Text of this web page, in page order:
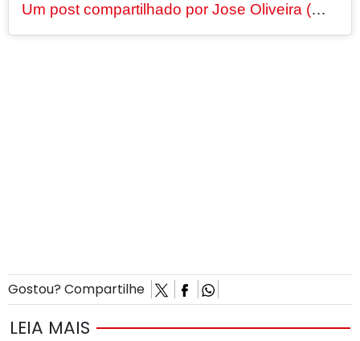
Um post compartilhado por Jose Oliveira (@jbboninho)
Gostou? Compartilhe
LEIA MAIS